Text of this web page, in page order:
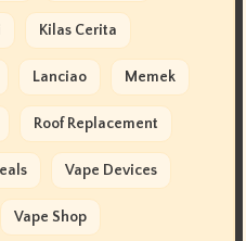
Kilas Cerita
Lanciao Memek
Roof Replacement
Vape Devices
Vape Shop